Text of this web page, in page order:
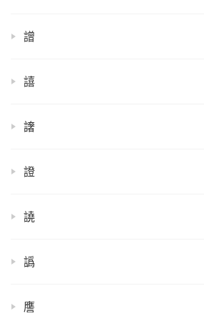
譄
譆
譇
證
譊
譌
譍